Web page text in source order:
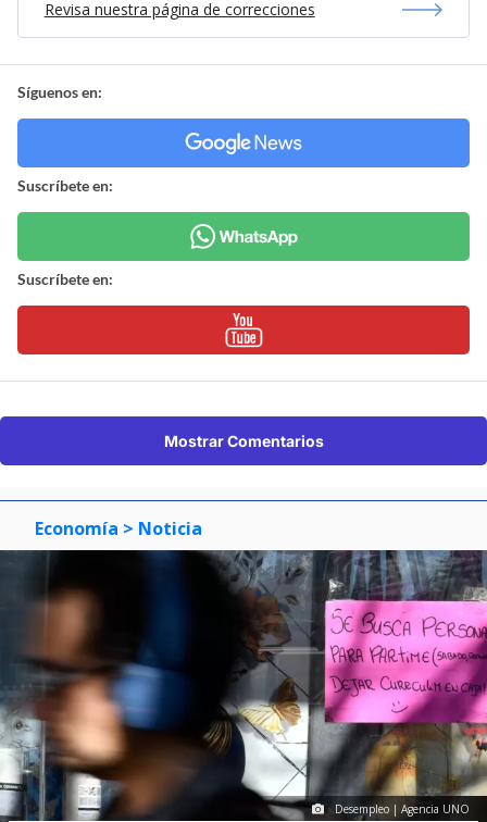
Revisa nuestra página de correcciones
Síguenos en:
Suscríbete en:
Suscríbete en:
Mostrar Comentarios
Economía > Noticia
Desempleo | Agencia UNO